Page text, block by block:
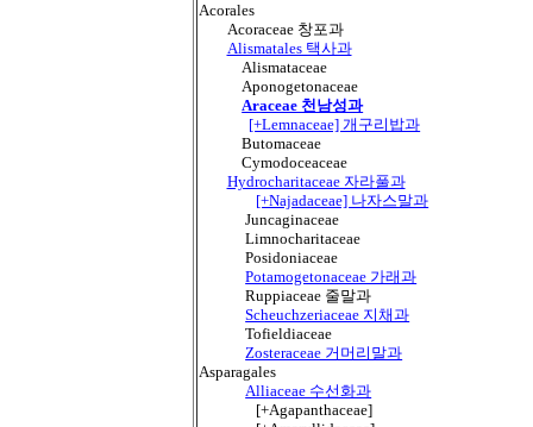
Acorales
Acoraceae 창포과
Alismatales 택사과
Alismataceae
Aponogetonaceae
Araceae 천남성과
[+Lemnaceae] 개구리밥과
Butomaceae
Cymodoceaceae
Hydrocharitaceae 자라풀과
[+Najadaceae] 나자스말과
Juncaginaceae
Limnocharitaceae
Posidoniaceae
Potamogetonaceae 가래과
Ruppiaceae 줄말과
Scheuchzeriaceae 지채과
Tofieldiaceae
Zosteraceae 거머리말과
Asparagales
Alliaceae 수선화과
[+Agapanthaceae]